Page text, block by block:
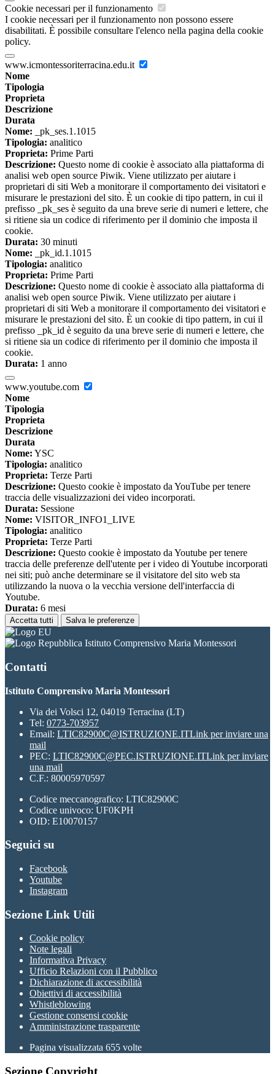
Cookie necessari per il funzionamento
I cookie necessari per il funzionamento non possono essere
disabilitati. È possibile consultare l'elenco nella pagina della cookie
policy.
www.icmontessoriterracina.edu.it
Nome
Tipologia
Proprieta
Descrizione
Durata
Nome: _pk_ses.1.1015
Tipologia: analitico
Proprieta: Prime Parti
Descrizione: Questo nome di cookie è associato alla piattaforma di
analisi web open source Piwik. Viene utilizzato per aiutare i
proprietari di siti Web a monitorare il comportamento dei visitatori e
misurare le prestazioni del sito. È un cookie di tipo pattern, in cui il
prefisso _pk_ses è seguito da una breve serie di numeri e lettere, che
si ritiene sia un codice di riferimento per il dominio che imposta il
cookie.
Durata: 30 minuti
Nome: _pk_id.1.1015
Tipologia: analitico
Proprieta: Prime Parti
Descrizione: Questo nome di cookie è associato alla piattaforma di
analisi web open source Piwik. Viene utilizzato per aiutare i
proprietari di siti Web a monitorare il comportamento dei visitatori e
misurare le prestazioni del sito. È un cookie di tipo pattern, in cui il
prefisso _pk_id è seguito da una breve serie di numeri e lettere, che
si ritiene sia un codice di riferimento per il dominio che imposta il
cookie.
Durata: 1 anno
www.youtube.com
Nome
Tipologia
Proprieta
Descrizione
Durata
Nome: YSC
Tipologia: analitico
Proprieta: Terze Parti
Descrizione: Questo cookie è impostato da YouTube per tenere
traccia delle visualizzazioni dei video incorporati.
Durata: Sessione
Nome: VISITOR_INFO1_LIVE
Tipologia: analitico
Proprieta: Terze Parti
Descrizione: Questo cookie è impostato da Youtube per tenere
traccia delle preferenze dell'utente per i video di Youtube incorporati
nei siti; può anche determinare se il visitatore del sito web sta
utilizzando la nuova o la vecchia versione dell'interfaccia di
Youtube.
Durata: 6 mesi
Accetta tutti Salva le preferenze
Istituto Comprensivo Maria Montessori
Contatti
Istituto Comprensivo Maria Montessori
Via dei Volsci 12, 04019 Terracina (LT)
Tel: 0773-703957
Email: LTIC82900C@ISTRUZIONE.ITLink per inviare una
mail
PEC: LTIC82900C@PEC.ISTRUZIONE.ITLink per inviare
una mail
C.F.: 80005970597
Codice meccanografico: LTIC82900C
Codice univoco: UF0KPH
OID: E10070157
Seguici su
Facebook
Youtube
Instagram
Sezione Link Utili
Cookie policy
Note legali
Informativa Privacy
Ufficio Relazioni con il Pubblico
Dichiarazione di accessibilità
Obiettivi di accessibilità
Whistleblowing
Gestione consensi cookie
Amministrazione trasparente
Pagina visualizzata 655 volte
Sezione Copyright